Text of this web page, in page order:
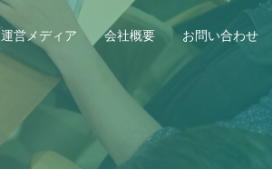
運営メディア 会社概要 お問い合わせ